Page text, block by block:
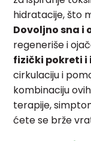
hidratacije, što
Dovoljno sna i
regeneriše i
fizički pokreti i
cirkulaciju i
kombinaciju
terapije,
ćete se brže